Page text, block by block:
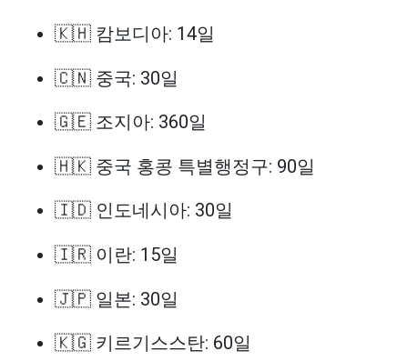
🇰🇭 캄보디아: 14일
🇨🇳 중국: 30일
🇬🇪 조지아: 360일
🇭🇰 중국 홍콩 특별행정구: 90일
🇮🇩 인도네시아: 30일
🇮🇷 이란: 15일
🇯🇵 일본: 30일
🇰🇬 키르기스스탄: 60일